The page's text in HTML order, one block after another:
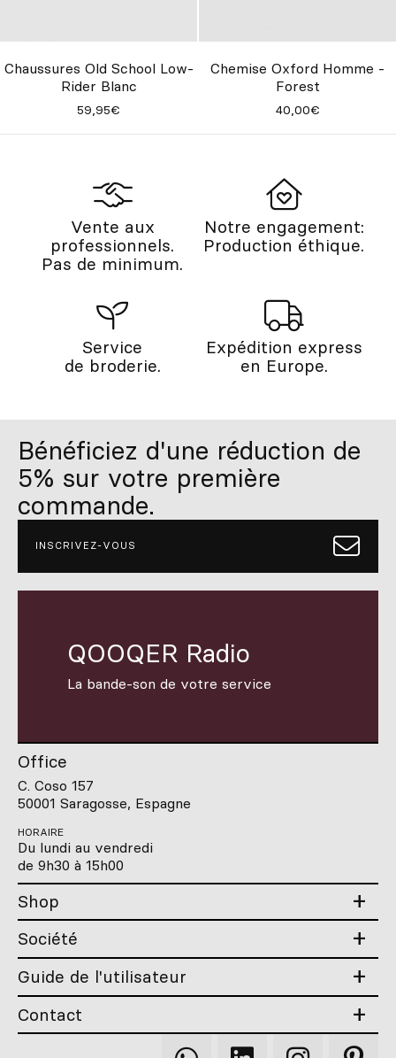
Chaussures Old School Low-
Rider Blanc
59,95€
Chemise Oxford Homme -
Forest
40,00€
Vente aux
professionnels.
Pas de minimum.
Notre engagement:
Production éthique.
Service
de broderie.
Expédition express
en Europe.
Bénéficiez d'une réduction de
5% sur votre première
commande.
INSCRIVEZ-VOUS
QOOQER Radio
La bande-son de votre service
Office
C. Coso 157
50001 Saragosse, Espagne
HORAIRE
Du lundi au vendredi
de 9h30 à 15h00
Shop
Société
Guide de l'utilisateur
Contact